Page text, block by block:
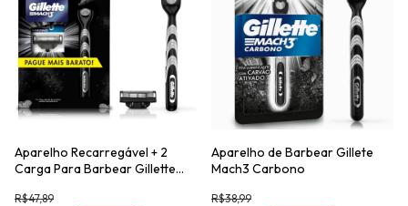
Aparelho Recarregável + 2
Carga Para Barbear Gillette
R$47,89
Aparelho de Barbear Gillete
Mach3 Carbono
R$38,99